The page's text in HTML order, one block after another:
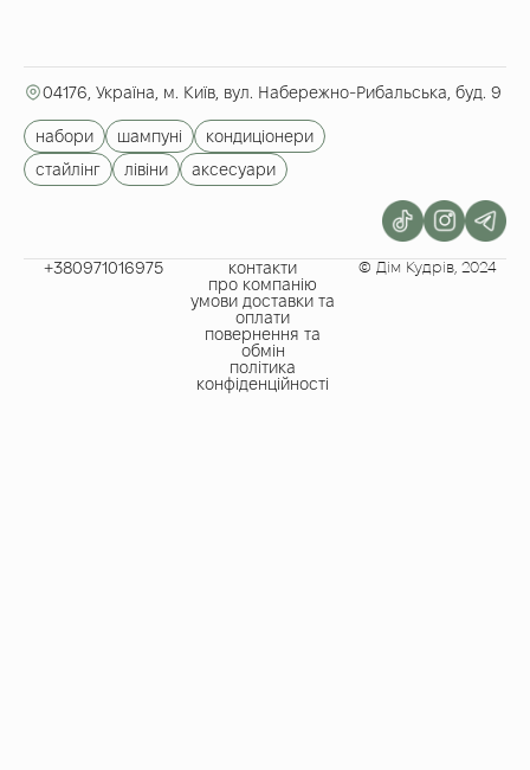
04176, Україна, м. Київ, вул. Набережно-Рибальська, буд. 9
набори шампуні
кондиціонери
стайлінг
лівіни аксесуари
+380971016975​
контакти
про компанію
умови доставки та
оплати
повернення та
обмін
політика
конфіденційності
© Дім Кудрів, 2024